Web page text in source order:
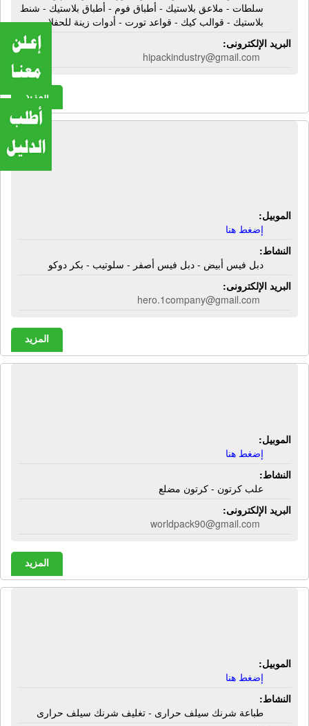
سلطات - ملاعق بلاستيك - أطباق فوم - أطباق بلاستيك - شنط
بلاستيك - قوالب كيك - قواعد تورت - أدوات زينة للحفلات
البريد الإلكترونى:
hipackindustry@gmail.com
المزيد
اللاصقة | دبل فيس أبيض - دبل فيس
الموبيل:
إضغط هنا
النشاط:
دبل فيس أبيض - دبل فيس أصفر - سلوتيب - بكر دوكو
البريد الإلكترونى:
hero.1company@gmail.com
المزيد
الموبيل:
إضغط هنا
النشاط:
علب كرتون - كرتون مضلع
البريد الإلكترونى:
worldpack90@gmail.com
المزيد
الموبيل:
إضغط هنا
النشاط:
طباعة شرنك سيلف حرارى - تغليف شرنك سيلف حرارى